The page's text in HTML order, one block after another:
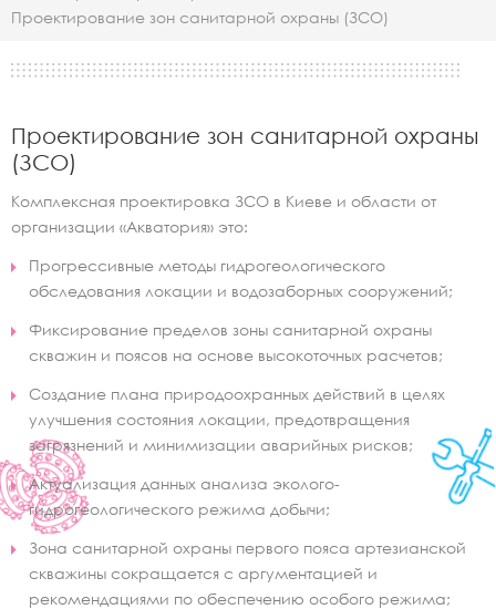
Проектирование зон санитарной охраны (ЗСО)
Проектирование зон санитарной охраны
(ЗСО)
Комплексная проектировка ЗСО в Киеве и области от
организации «Акватория» это:
Прогрессивные методы гидрогеологического
обследования локации и водозаборных сооружений;
Фиксирование пределов зоны санитарной охраны
скважин и поясов на основе высокоточных расчетов;
Создание плана природоохранных действий в целях
улучшения состояния локации, предотвращения
загрязнений и минимизации аварийных рисков;
Актуализация данных анализа эколого-
гидрогеологического режима добычи;
Зона санитарной охраны первого пояса артезианской
скважины сокращается с аргументацией и
рекомендациями по обеспечению особого режима;